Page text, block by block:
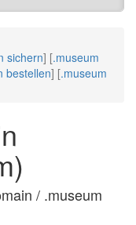
sichern] [.museum
bestellen] [.museum
/ .museum